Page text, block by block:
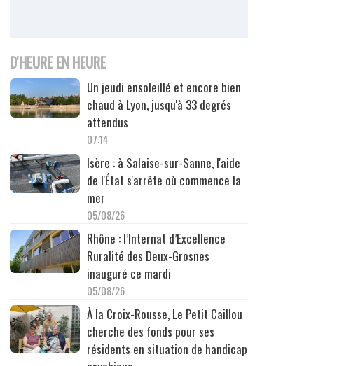
D'HEURE EN HEURE
Un jeudi ensoleillé et encore bien
chaud à Lyon, jusqu'à 33 degrés
attendus
07:14
Isère : à Salaise-sur-Sanne, l'aide
de l'État s'arrête où commence la
mer
05/08/26
Rhône : l’Internat d’Excellence
Ruralité des Deux-Grosnes
inauguré ce mardi
05/08/26
À la Croix-Rousse, Le Petit Caillou
cherche des fonds pour ses
résidents en situation de handicap